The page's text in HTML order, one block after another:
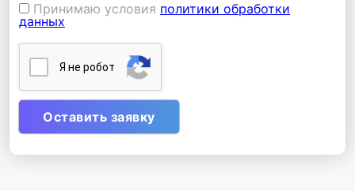
Принимаю условия политики обработки
данных
Я нe poбoт